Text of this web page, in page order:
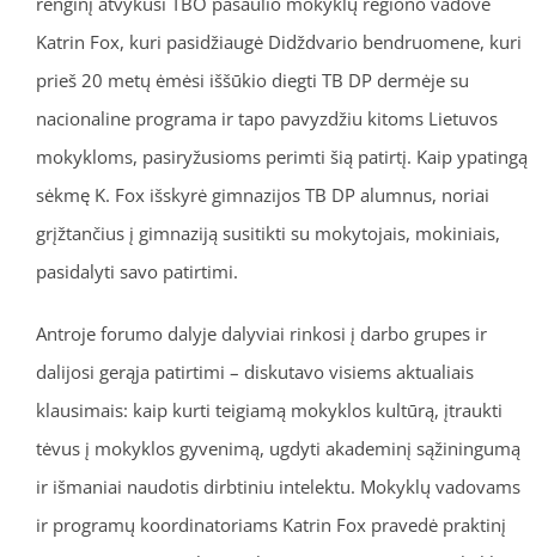
Katrin Fox, kuri pasidžiaugė Didždvario bendruomene, kuri
prieš 20 metų ėmėsi iššūkio diegti TB DP dermėje su
nacionaline programa ir tapo pavyzdžiu kitoms Lietuvos
mokykloms, pasiryžusioms perimti šią patirtį. Kaip ypatingą
sėkmę K. Fox išskyrė gimnazijos TB DP alumnus, noriai
grįžtančius į gimnaziją susitikti su mokytojais, mokiniais,
pasidalyti savo patirtimi.
Antroje forumo dalyje dalyviai rinkosi į darbo grupes ir
dalijosi gerąja patirtimi – diskutavo visiems aktualiais
klausimais: kaip kurti teigiamą mokyklos kultūrą, įtraukti
tėvus į mokyklos gyvenimą, ugdyti akademinį sąžiningumą
ir išmaniai naudotis dirbtiniu intelektu. Mokyklų vadovams
ir programų koordinatoriams Katrin Fox pravedė praktinį